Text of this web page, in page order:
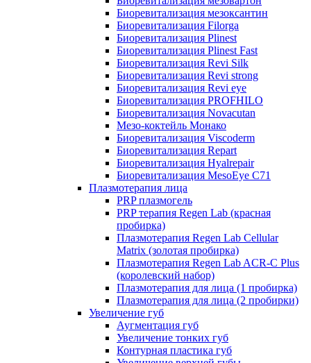
Биоревитализация мезоксантин
Биоревитализация Filorga
Биоревитализация Plinest
Биоревитализация Plinest Fast
Биоревитализация Revi Silk
Биоревитализация Revi strong
Биоревитализация Revi eye
Биоревитализация PROFHILO
Биоревитализация Novacutan
Мезо-коктейль Монако
Биоревитализация Viscoderm
Биоревитализация Repart
Биоревитализация Hyalrepair
Биоревитализация MesoEye C71
Плазмотерапия лица
PRP плазмогель
PRP терапия Regen Lab (красная
пробирка)
Плазмотерапия Regen Lab Cellular
Matrix (золотая пробирка)
Плазмотерапия Regen Lab ACR-C Plus
(королевский набор)
Плазмотерапия для лица (1 пробирка)
Плазмотерапия для лица (2 пробирки)
Увеличение губ
Аугментация губ
Увеличение тонких губ
Контурная пластика губ